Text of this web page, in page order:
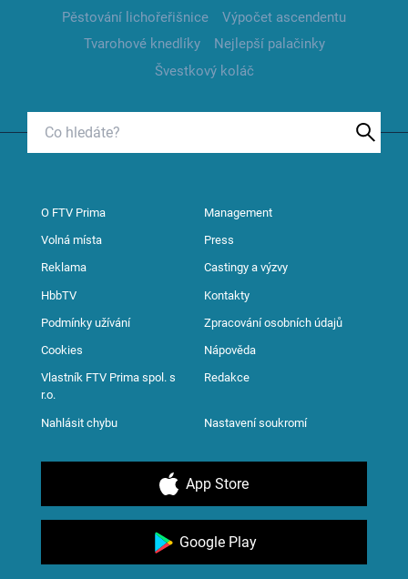
Pěstování lichořeřišnice
Výpočet ascendentu
Tvarohové knedlíky
Nejlepší palačinky
Švestkový koláč
O FTV Prima Management
Volná místa Press
Reklama Castingy a výzvy
HbbTV Kontakty
Podmínky užívání Zpracování osobních údajů
Cookies Nápověda
Vlastník FTV Prima spol. s
r.o.
Redakce
Nahlásit chybu Nastavení soukromí
App Store
Google Play